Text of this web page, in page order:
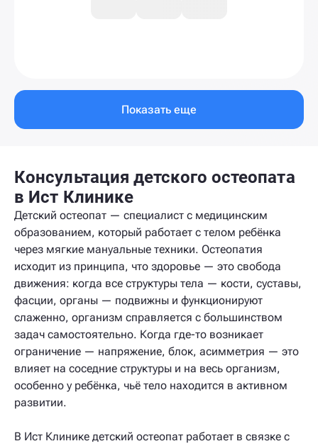
Показать еще
Консультация детского остеопата
в Ист Клинике
Детский остеопат — специалист с медицинским
образованием, который работает с телом ребёнка
через мягкие мануальные техники. Остеопатия
исходит из принципа, что здоровье — это свобода
движения: когда все структуры тела — кости, суставы,
фасции, органы — подвижны и функционируют
слаженно, организм справляется с большинством
задач самостоятельно. Когда где-то возникает
ограничение — напряжение, блок, асимметрия — это
влияет на соседние структуры и на весь организм,
особенно у ребёнка, чьё тело находится в активном
развитии.
В Ист Клинике детский остеопат работает в связке с